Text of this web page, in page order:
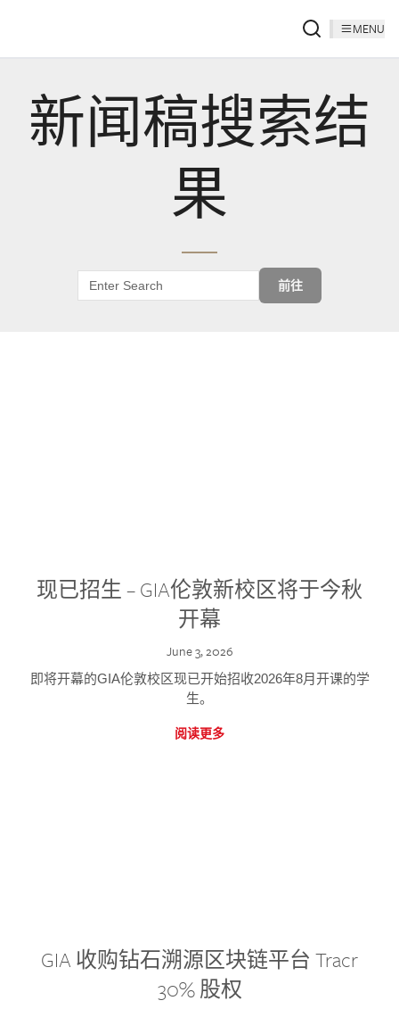
MENU
新闻稿搜索结
果
前往
现已招生 – GIA伦敦新校区将于今秋
开幕
June 3, 2026
即将开幕的GIA伦敦校区现已开始招收2026年8月开课的学
生。
阅读更多
GIA 收购钻石溯源区块链平台 Tracr
30% 股权